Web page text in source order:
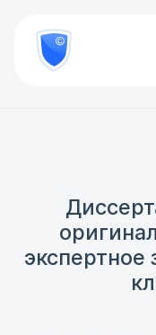
800
777-
81-Проверить